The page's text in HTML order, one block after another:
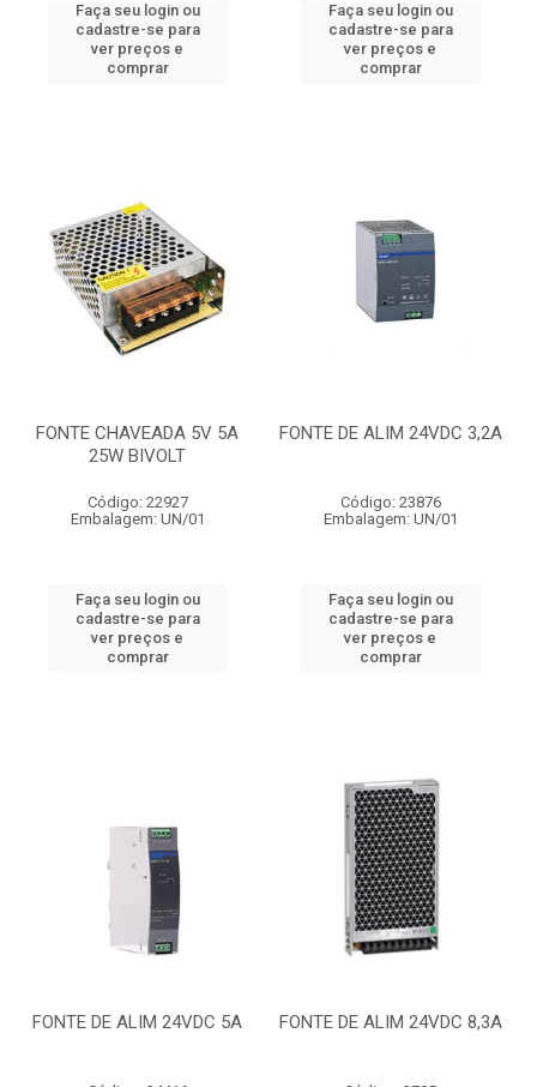
Faça seu login ou
cadastre-se para
ver preços e
comprar
Faça seu login ou
cadastre-se para
ver preços e
comprar
FONTE CHAVEADA 5V 5A
25W BIVOLT
Código: 22927
Embalagem: UN/01
Faça seu login ou
cadastre-se para
ver preços e
comprar
FONTE DE ALIM 24VDC 3,2A
Código: 23876
Embalagem: UN/01
Faça seu login ou
cadastre-se para
ver preços e
comprar
FONTE DE ALIM 24VDC 5A FONTE DE ALIM 24VDC 8,3A